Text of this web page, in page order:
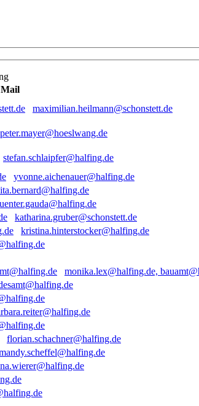
Mail
maximilian.heilmann@schonstett.de
peter.mayer@hoeslwang.de
stefan.schlaipfer@halfing.de
yvonne.aichenauer@halfing.de
katharina.gruber@schonstett.de
kristina.hinterstocker@halfing.de
monika.lex@halfing.de,
florian.schachner@halfing.de